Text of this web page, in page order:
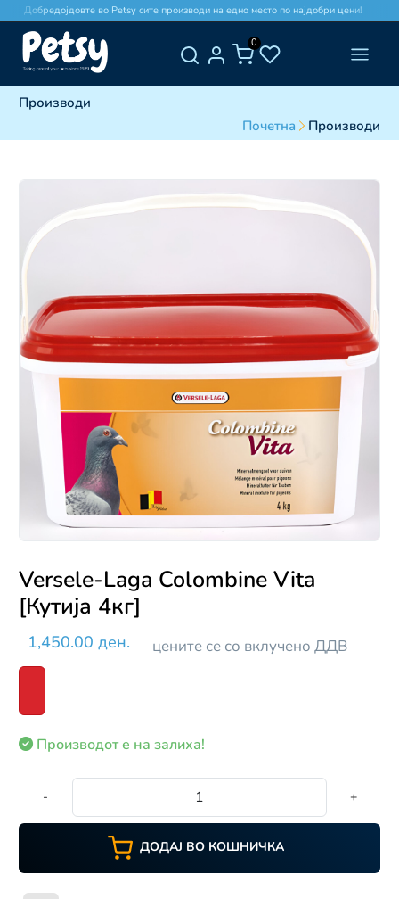
Добредојдовте во Petsy сите производи на едно место по најдобри цени!
0
Производи
Почетна
Производи
Versele-Laga Colombine Vita
[Кутија 4кг]
1,450.00 ден. цените се со вклучено ДДВ
Производот е на залиха!
- +
ДОДАЈ ВО КОШНИЧКА